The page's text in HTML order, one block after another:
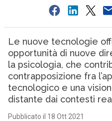
Le nuove tecnologie
opportunità di nuove
la psicologia, che
contrapposizione fra
tecnologico e una
distante dai contesti
Pubblicato il 18 Ott 2021